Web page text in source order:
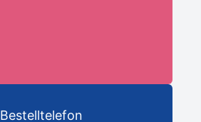
Bestelltelefon